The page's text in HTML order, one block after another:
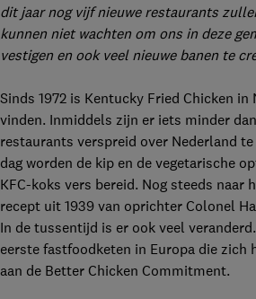
dit jaar nog vijf nieuwe restaurants
kunnen niet wachten om ons in deze
vestigen en ook veel nieuwe banen te
Sinds 1972 is Kentucky Fried Chicken in
vinden. Inmiddels zijn er iets minder
restaurants verspreid over Nederland
dag worden de kip en de vegetarische
KFC-koks vers bereid. Nog steeds naar
recept uit 1939 van oprichter Colonel
In de tussentijd is er ook veel
eerste fastfoodketen in Europa die zich
aan de Better Chicken Commitment.